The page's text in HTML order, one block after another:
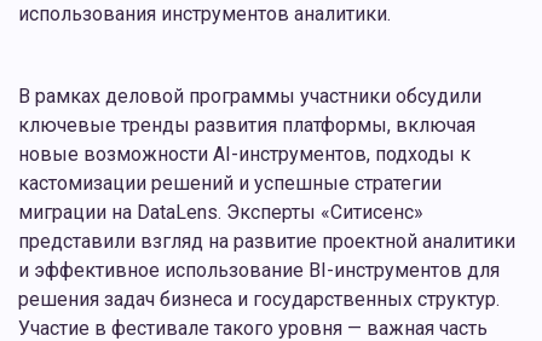
использования инструментов аналитики.
В рамках деловой программы участники обсудили
ключевые тренды развития платформы, включая
новые возможности AI-инструментов, подходы к
кастомизации решений и успешные стратегии
миграции на DataLens. Эксперты «Ситисенс»
представили взгляд на развитие проектной аналитики
и эффективное использование BI-инструментов для
решения задач бизнеса и государственных структур.
Участие в фестивале такого уровня — важная часть